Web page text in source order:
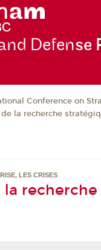
Defense
Conference on
la recherche
LES CRISES
la